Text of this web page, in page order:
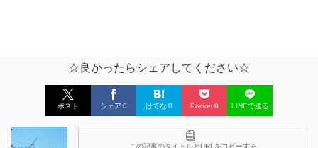
☆良かったらシェアしてください☆
ポスト シェア 0 はてな 0 Pocket0 LINEで送る
この記事のタイトルとURLをコピーする